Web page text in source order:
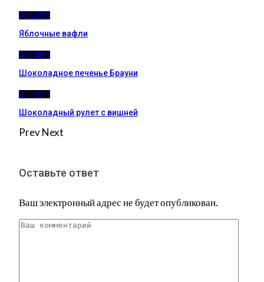
ДЕССЕРТ
Яблочные вафли
ДЕССЕРТ
Шоколадное печенье Брауни
ДЕССЕРТ
Шоколадный рулет с вишней
PrevNext
Оставьте ответ
Ваш электронный адрес не будет опубликован.